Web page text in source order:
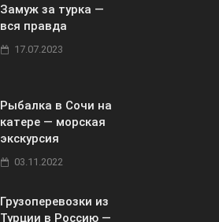
Замуж за турка —
вся правда
17.07.2023
Рыбалка в Сочи на
катере — морская
экскурсия
03.11.2022
Грузоперевозки из
Турции в Россию —